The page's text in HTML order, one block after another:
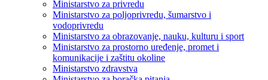
Ministarstvo za privredu
Ministarstvo za poljoprivredu, šumarstvo i
vodoprivredu
Ministarstvo za obrazovanje, nauku, kulturu i sport
Ministarstvo za prostorno uređenje, promet i
komunikacije i zaštitu okoline
Ministarstvo zdravstva